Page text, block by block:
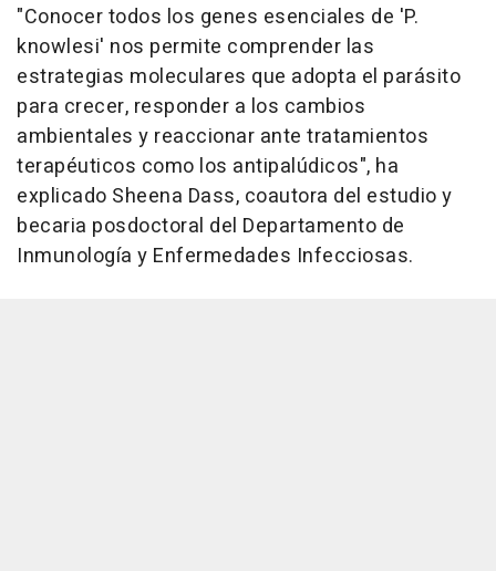
"Conocer todos los genes esenciales de 'P.
knowlesi' nos permite comprender las
estrategias moleculares que adopta el parásito
para crecer, responder a los cambios
ambientales y reaccionar ante tratamientos
terapéuticos como los antipalúdicos", ha
explicado Sheena Dass, coautora del estudio y
becaria posdoctoral del Departamento de
Inmunología y Enfermedades Infecciosas.